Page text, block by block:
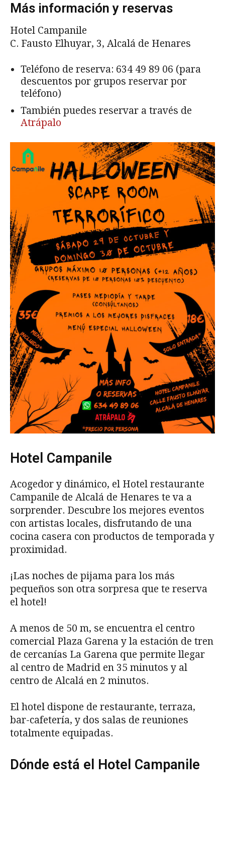
Más información y reservas
Hotel Campanile
C. Fausto Elhuyar, 3, Alcalá de Henares
Teléfono de reserva: 634 49 89 06 (para
descuentos por grupos reservar por
teléfono)
También puedes reservar a través de
Atrápalo
Hotel Campanile
Acogedor y dinámico, el Hotel restaurante
Campanile de Alcalá de Henares te va a
sorprender. Descubre los mejores eventos
con artistas locales, disfrutando de una
cocina casera con productos de temporada y
proximidad.
¡Las noches de pijama para los más
pequeños son otra sorpresa que te reserva
el hotel!
A menos de 50 m, se encuentra el centro
comercial Plaza Garena y la estación de tren
de cercanías La Garena que permite llegar
al centro de Madrid en 35 minutos y al
centro de Alcalá en 2 minutos.
El hotel dispone de restaurante, terraza,
bar-cafetería, y dos salas de reuniones
totalmente equipadas.
Dónde está el Hotel Campanile